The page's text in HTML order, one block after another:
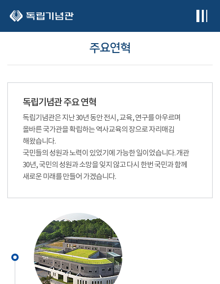
주요연혁
독립기념관 주요 연혁
독립기념관은 지난 30년 동안 전시, 교육, 연구를 아우르며
올바른 국가관을 확립하는 역사교육의 장으로 자리매김
해왔습니다.
국민들의 성원과 노력이 있었기에 가능한 일이었습니다. 개관
30년, 국민의 성원과 소망을 잊지 않고 다시 한번 국민과 함께
새로운 미래를 만들어 가겠습니다.